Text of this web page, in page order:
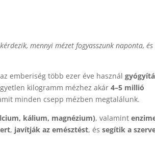
mennyi mézet fogyasszunk naponta, és
emberiség több ezer éve használ
kilogramm mézhez akár4–5 millió
minden csepp mézben megtalálunk.
kálium, magnézium), valamint
, javítják az emésztést, éssegítik a